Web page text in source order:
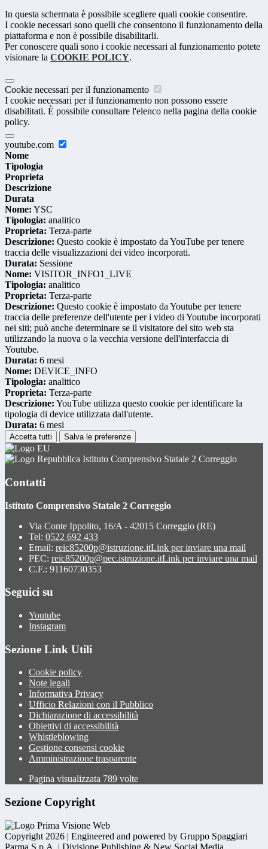
In questa schermata è possibile scegliere quali cookie consentire.
I cookie necessari sono quelli che consentono il funzionamento della
piattaforma e non è possibile disabilitarli.
Per conoscere quali sono i cookie necessari al funzionamento potete
visionare la COOKIE POLICY.
Cookie necessari per il funzionamento
I cookie necessari per il funzionamento non possono essere
disabilitati. È possibile consultare l'elenco nella pagina della cookie
policy.
youtube.com
Nome
Tipologia
Proprieta
Descrizione
Durata
Nome: YSC
Tipologia: analitico
Proprieta: Terza-parte
Descrizione: Questo cookie è impostato da YouTube per tenere
traccia delle visualizzazioni dei video incorporati.
Durata: Sessione
Nome: VISITOR_INFO1_LIVE
Tipologia: analitico
Proprieta: Terza-parte
Descrizione: Questo cookie è impostato da Youtube per tenere
traccia delle preferenze dell'utente per i video di Youtube incorporati
nei siti; può anche determinare se il visitatore del sito web sta
utilizzando la nuova o la vecchia versione dell'interfaccia di
Youtube.
Durata: 6 mesi
Nome: DEVICE_INFO
Tipologia: analitico
Proprieta: Terza-parte
Descrizione: YouTube utilizza questo cookie per identificare la
tipologia di device utilizzata dall'utente.
Durata: 6 mesi
Accetta tutti Salva le preferenze
Istituto Comprensivo Statale 2 Correggio
Contatti
Istituto Comprensivo Statale 2 Correggio
Via Conte Ippolito, 16/A - 42015 Correggio (RE)
Tel: 0522 692 433
Email: reic85200p@istruzione.itLink per inviare una mail
PEC: reic85200p@pec.istruzione.itLink per inviare una mail
C.F.: 91160730353
Seguici su
Youtube
Instagram
Sezione Link Utili
Cookie policy
Note legali
Informativa Privacy
Ufficio Relazioni con il Pubblico
Dichiarazione di accessibilità
Obiettivi di accessibilità
Whistleblowing
Gestione consensi cookie
Amministrazione trasparente
Pagina visualizzata 789 volte
Sezione Copyright
Copyright 2026 | Engineered and powered by Gruppo Spaggiari
Parma S.p.A. | Divisione Publishing & New Social Media